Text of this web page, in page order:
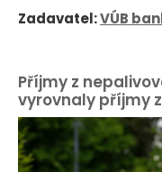
Zadavatel:VÚB
Příjmy z
vyrovnaly příjmy